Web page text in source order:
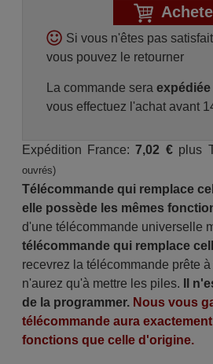
Si vous n'êtes pas
vous pouvez le retourner
La commande sera
vous effectuez l'achat avant
Expédition France:7,02 €plus
ouvrés)
Télécommande qui remplace
elle possède les mêmes
d'une télécommande universelle
télécommande qui remplace
recevrez la télécommande prête
n'aurez qu'à mettre les piles.
Il
de la programmer. Nous vous
télécommande aura
fonctions que celle d'origine.